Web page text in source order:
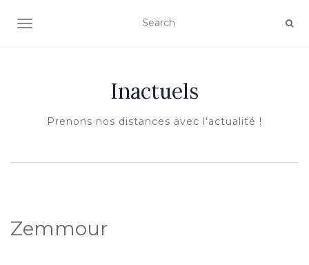
AFFICHER/MASQUER LA NAVIGATION
Inactuels
Prenons nos distances avec l'actualité !
Zemmour